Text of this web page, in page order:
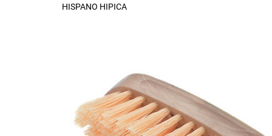
HISPANO HIPICA